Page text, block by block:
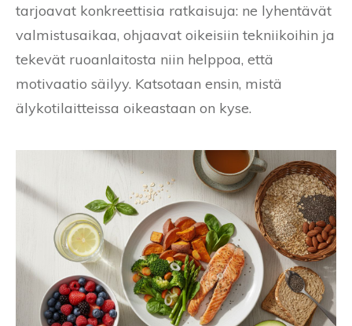
tarjoavat konkreettisia ratkaisuja: ne lyhentävät
valmistusaikaa, ohjaavat oikeisiin tekniikoihin ja
tekevät ruoanlaitosta niin helppoa, että
motivaatio säilyy. Katsotaan ensin, mistä
älykotilaitteissa oikeastaan on kyse.